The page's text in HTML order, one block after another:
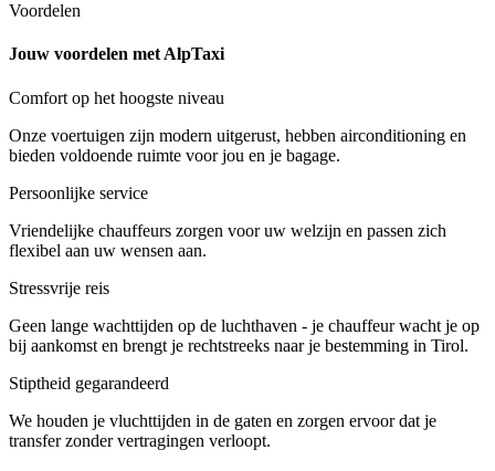
Voordelen
Jouw voordelen met AlpTaxi
Comfort op het hoogste niveau
Onze voertuigen zijn modern uitgerust, hebben airconditioning en
bieden voldoende ruimte voor jou en je bagage.
Persoonlijke service
Vriendelijke chauffeurs zorgen voor uw welzijn en passen zich
flexibel aan uw wensen aan.
Stressvrije reis
Geen lange wachttijden op de luchthaven - je chauffeur wacht je op
bij aankomst en brengt je rechtstreeks naar je bestemming in Tirol.
Stiptheid gegarandeerd
We houden je vluchttijden in de gaten en zorgen ervoor dat je
transfer zonder vertragingen verloopt.